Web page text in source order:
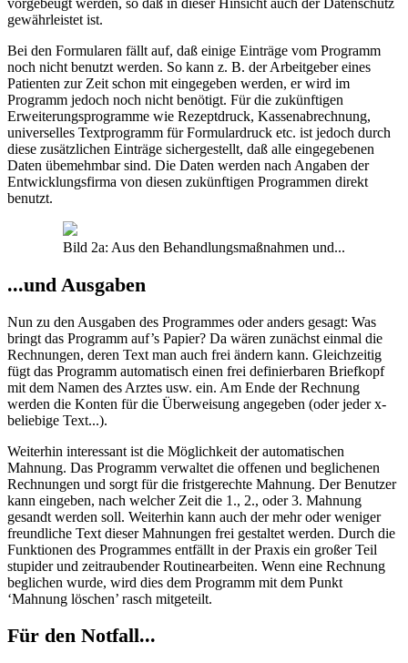
vorgebeugt werden, so daß in dieser Hinsicht auch der Datenschutz
gewährleistet ist.
Bei den Formularen fällt auf, daß einige Einträge vom Programm
noch nicht benutzt werden. So kann z. B. der Arbeitgeber eines
Patienten zur Zeit schon mit eingegeben werden, er wird im
Programm jedoch noch nicht benötigt. Für die zukünftigen
Erweiterungsprogramme wie Rezeptdruck, Kassenabrechnung,
universelles Textprogramm für Formulardruck etc. ist jedoch durch
diese zusätzlichen Einträge sichergestellt, daß alle eingegebenen
Daten übemehmbar sind. Die Daten werden nach Angaben der
Entwicklungsfirma von diesen zukünftigen Programmen direkt
benutzt.
Bild 2a: Aus den Behandlungsmaßnahmen und...
...und Ausgaben
Nun zu den Ausgaben des Programmes oder anders gesagt: Was
bringt das Programm auf’s Papier? Da wären zunächst einmal die
Rechnungen, deren Text man auch frei ändern kann. Gleichzeitig
fügt das Programm automatisch einen frei definierbaren Briefkopf
mit dem Namen des Arztes usw. ein. Am Ende der Rechnung
werden die Konten für die Überweisung angegeben (oder jeder x-
beliebige Text...).
Weiterhin interessant ist die Möglichkeit der automatischen
Mahnung. Das Programm verwaltet die offenen und beglichenen
Rechnungen und sorgt für die fristgerechte Mahnung. Der Benutzer
kann eingeben, nach welcher Zeit die 1., 2., oder 3. Mahnung
gesandt werden soll. Weiterhin kann auch der mehr oder weniger
freundliche Text dieser Mahnungen frei gestaltet werden. Durch die
Funktionen des Programmes entfällt in der Praxis ein großer Teil
stupider und zeitraubender Routinearbeiten. Wenn eine Rechnung
beglichen wurde, wird dies dem Programm mit dem Punkt
‘Mahnung löschen’ rasch mitgeteilt.
Für den Notfall...